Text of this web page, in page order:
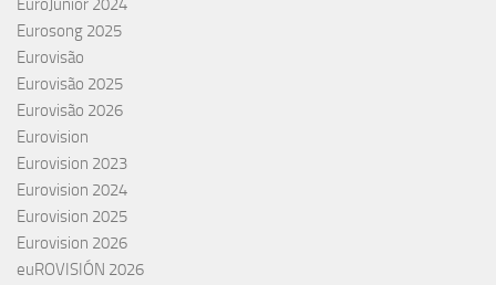
EuroJunior 2024
Eurosong 2025
Eurovisão
Eurovisão 2025
Eurovisão 2026
Eurovision
Eurovision 2023
Eurovision 2024
Eurovision 2025
Eurovision 2026
euROVISIÓN 2026